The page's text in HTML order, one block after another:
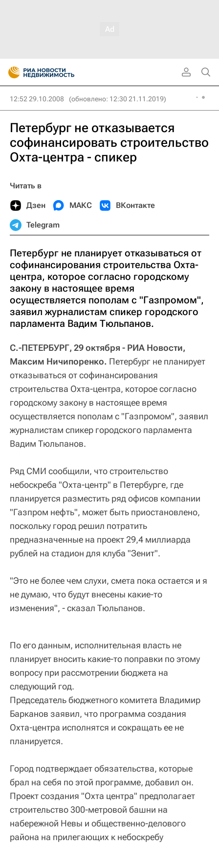
12:52 29.10.2008 (обновлено: 12:30 21.11.2019)
Петербург не отказывается
софинансировать строительство
Охта-центра - спикер
Читать в
Дзен МАКС ВКонтакте
Telegram
Петербург не планирует отказываться от
софинансирования строительства Охта-
центра, которое согласно городскому
закону в настоящее время
осуществляется пополам с "Газпромом",
заявил журналистам спикер городского
парламента Вадим Тюльпанов.
С.-ПЕТЕРБУРГ, 29 октября - РИА Новости,
Максим Ничипоренко. Петербург не планирует
отказываться от софинансирования
строительства Охта-центра, которое согласно
городскому закону в настоящее время
осуществляется пополам с "Газпромом", заявил
журналистам спикер городского парламента
Вадим Тюльпанов.
Ряд СМИ сообщили, что строительство
небоскреба "Охта-центр" в Петербурге, где
планируется разместить ряд офисов компании
"Газпром нефть", может быть приостановлено,
поскольку город решил потратить
предназначенные на проект 29,4 миллиарда
рублей на стадион для клуба "Зенит".
"Это не более чем слухи, смета пока остается и я
не думаю, что будут внесены какие-то
изменения", - сказал Тюльпанов.
По его данным, исполнительная власть не
планирует вносить какие-то поправки по этому
вопросу при рассмотрении бюджета на
следующий год.
Председатель бюджетного комитета Владимир
Барканов заявил, что программа создания
Охта-центра исполнятся и сокращать ее не
планируется.
Город подтверждает обязательства, которые
брал на себя по этой программе, добавил он.
Проект создания "Охта центра" предполагает
строительство 300-метровой башни на
набережной Невы и общественно-делового
района на прилегающих к небоскребу